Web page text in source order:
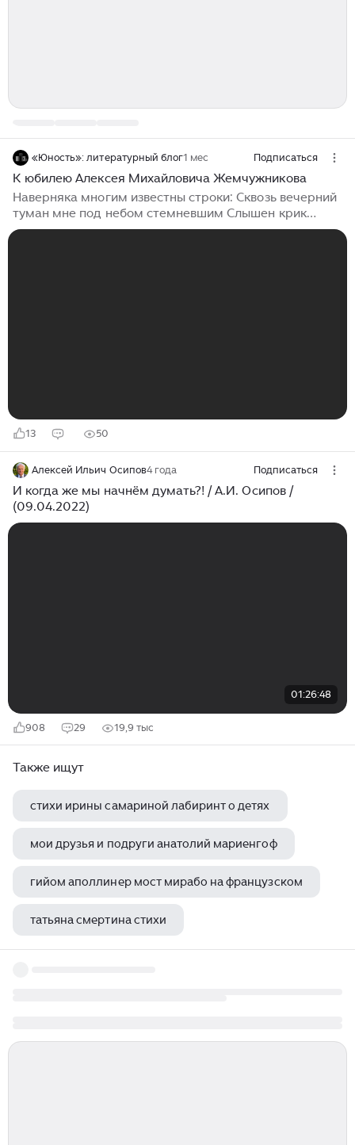
«Юность»: литературный блог1 мес Подписаться
К юбилею Алексея Михайловича Жемчужникова
Наверняка многим известны строки: Сквозь вечерний
туман мне под небом стемневшим Слышен крик
журавлей все ясней и ясней… Сердце к ним
13 50
Алексей Ильич Осипов4 года Подписаться
И когда же мы начнём думать?! / А.И. Осипов /
(09.04.2022)
01:26:48
908 29 19,9 тыс
Также ищут
стихи ирины самариной лабиринт о детях
мои друзья и подруги анатолий мариенгоф
гийом аполлинер мост мирабо на французском
татьяна смертина стихи